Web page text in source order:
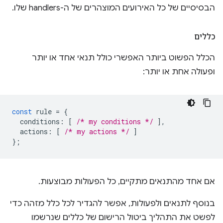
הבסיסיים של כל האירועים המוצהרים של ה-handlers שלו.
כללים
הכלל הפשוט ביותר האפשרי כולל תנאי אחד או יותר
ופעולה אחת או יותר:
const rule = {
conditions : [ /* my conditions */ ],
actions : [ /* my actions */ ]
};
אם אחד מהתנאים מתקיים, כל הפעולות מבוצעות.
בנוסף לתנאים ולפעולות, אפשר להגדיר לכל כלל מזהה כדי
לפשט את התהליך ביטול הרישום של כללים שנרשמו